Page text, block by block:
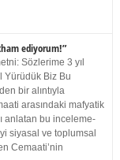
ediyorum!”
Sözlerime 3 yıl
Yürüdük Biz Bu
bir alıntıyla
arasındaki mafyatik
anlatan bu inceleme-
siyasal ve toplumsal
Cemaati’nin